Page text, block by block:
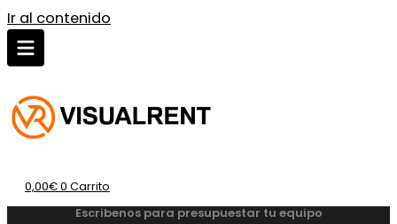
Ir al contenido
0,00€0 Carrito
Escribenos para presupuestar tu equipo